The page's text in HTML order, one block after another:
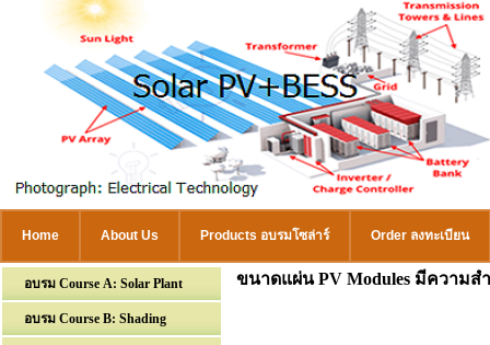
Home About Us Products อบรมโซล่าร์ Order ลงทะเบียน
อบรม Course A: Solar Plant
อบรม Course B: Shading
ขนาดแผ่น PV Modules มีความส